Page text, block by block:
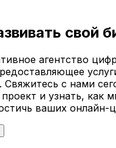
свой
агентство
. Свяжитесь с нами
и узнать, как
ваших онлайн-